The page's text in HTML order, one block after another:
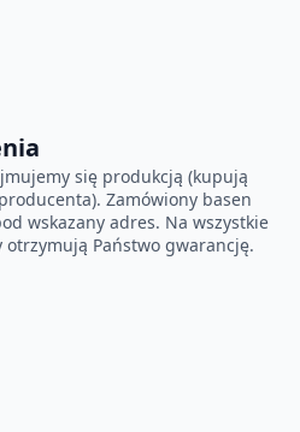
się produkcją (kupują
Zamówiony basen
wskazany adres. Na wszystkie
Państwo gwarancję.